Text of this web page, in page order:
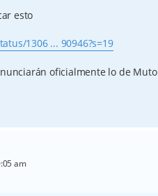
esto
1306 ... 90946?s=19
oficialmente lo de Muto
am